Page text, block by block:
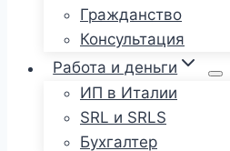
Гражданство
Консультация
Работа и деньги
ИП в Италии
SRL и SRLS
Бухгалтер